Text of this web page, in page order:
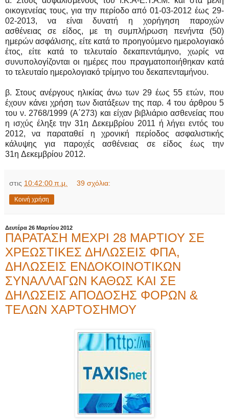
οικογενείας τους, για την περίοδο από 01-03-2012 έως 29-
02-2013, να είναι δυνατή η χορήγηση παροχών
ασθένειας σε είδος, με τη συμπλήρωση πενήντα (50)
ημερών ασφάλισης, είτε κατά το προηγούμενο ημερολογιακό
έτος, είτε κατά το τελευταίο δεκαπεντάμηνο, χωρίς να
συνυπολογίζονται οι ημέρες που πραγματοποιήθηκαν κατά
το τελευταίο ημερολογιακό τρίμηνο του δεκαπενταμήνου.
β. Στους ανέργους ηλικίας άνω των 29 έως 55 ετών, που
έχουν κάνει χρήση των διατάξεων της παρ. 4 του άρθρου 5
του ν. 2768/1999 (Α΄273) και είχαν βιβλιάριο ασθενείας που
η ισχύς έληξε την 31η Δεκεμβρίου 2011 ή λήγει εντός του
2012, να παραταθεί η χρονική περίοδος ασφαλιστικής
κάλυψης για παροχές ασθένειας σε είδος έως την
31η Δεκεμβρίου 2012.
στις 10:42:00 π.μ. 39 σχόλια:
Κοινή χρήση
Δευτέρα 26 Μαρτίου 2012
ΠΑΡΑΤΑΣΗ ΜΕΧΡΙ 28 ΜΑΡΤΙΟΥ ΣΕ
ΧΡΕΩΣΤΙΚΕΣ ΔΗΛΩΣΕΙΣ ΦΠΑ,
ΔΗΛΩΣΕΙΣ ΕΝΔΟΚΟΙΝΟΤΙΚΩΝ
ΣΥΝΑΛΛΑΓΩΝ ΚΑΘΩΣ ΚΑΙ ΣΕ
ΔΗΛΩΣΕΙΣ ΑΠΟΔΟΣΗΣ ΦΟΡΩΝ &
ΤΕΛΩΝ ΧΑΡΤΟΣΗΜΟΥ